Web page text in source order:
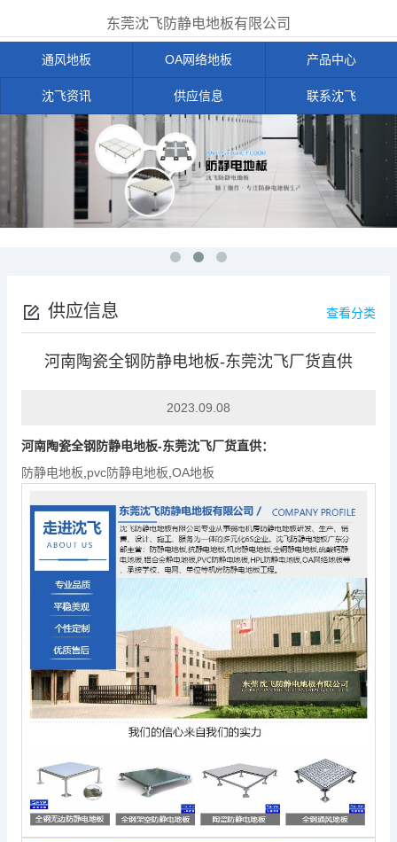
东莞沈飞防静电地板有限公司
通风地板 OA网络地板 产品中心
沈飞资讯 供应信息 联系沈飞
供应信息 查看分类
河南陶瓷全钢防静电地板-东莞沈飞厂货直供
2023.09.08
河南陶瓷全钢 防静电地板-东莞沈飞厂货直供：
防静电地板 pvc防静电地板 OA地板